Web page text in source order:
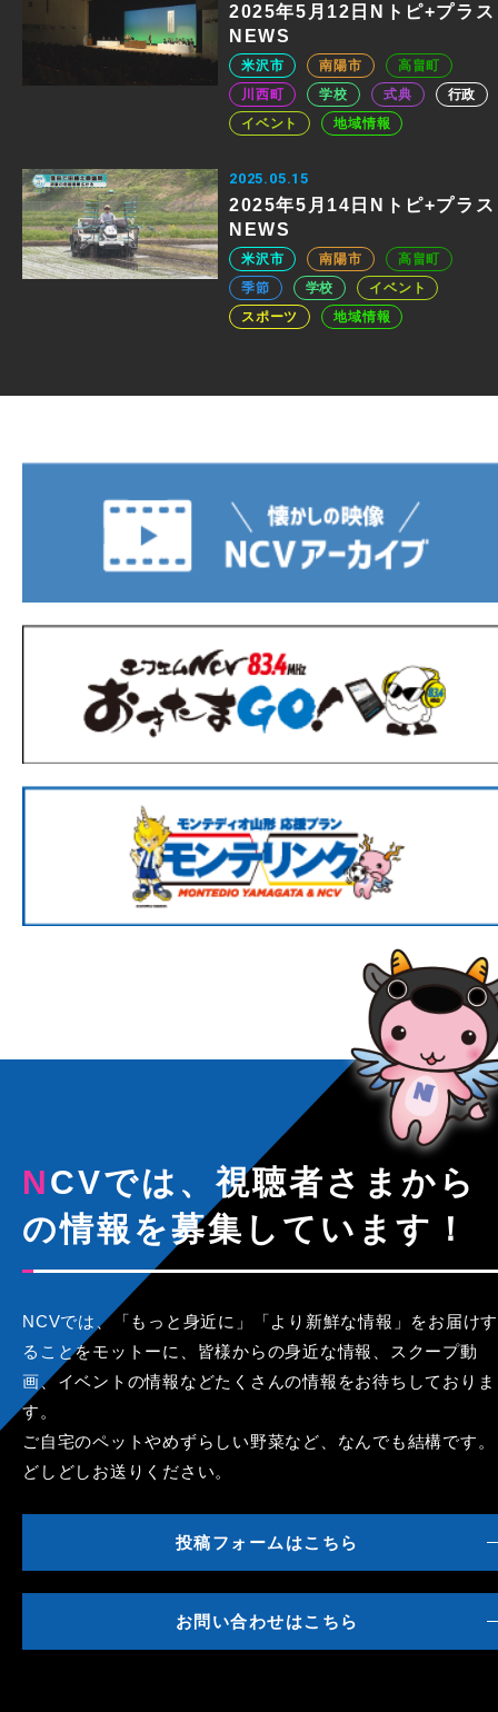
2025年5月12日Nトピ+プラス
NEWS
米沢市 南陽市
高畠町
川西町
学校 式典
行政
イベント
地域情報
2025.05.15
2025年5月14日Nトピ+プラス
NEWS
米沢市 南陽市
高畠町
季節
学校
イベント
スポーツ
地域情報
NCVでは、視聴者さまから
の情報を募集しています！
NCVでは、「もっと身近に」「より新鮮な情報」をお届けす
ることをモットーに、皆様からの身近な情報、スクープ動
画、イベントの情報などたくさんの情報をお待ちしておりま
す。
ご自宅のペットやめずらしい野菜など、なんでも結構です。
どしどしお送りください。
投稿フォームはこちら
お問い合わせはこちら